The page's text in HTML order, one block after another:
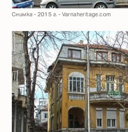
Снимка - 2015 г. - Varnaheritage.com